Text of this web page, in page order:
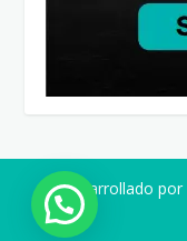
Desarrollado por